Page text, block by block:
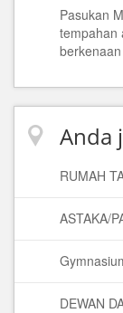
Pasukan
tempahan
Anda
RUMAH
ASTAKA/
DEWAN